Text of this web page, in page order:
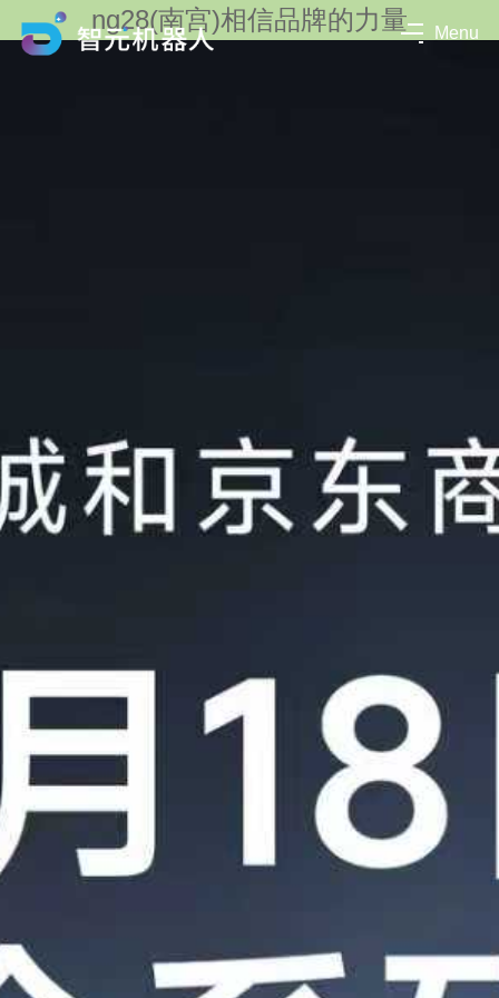
ng28(南宫)相信品牌的力量 Menu